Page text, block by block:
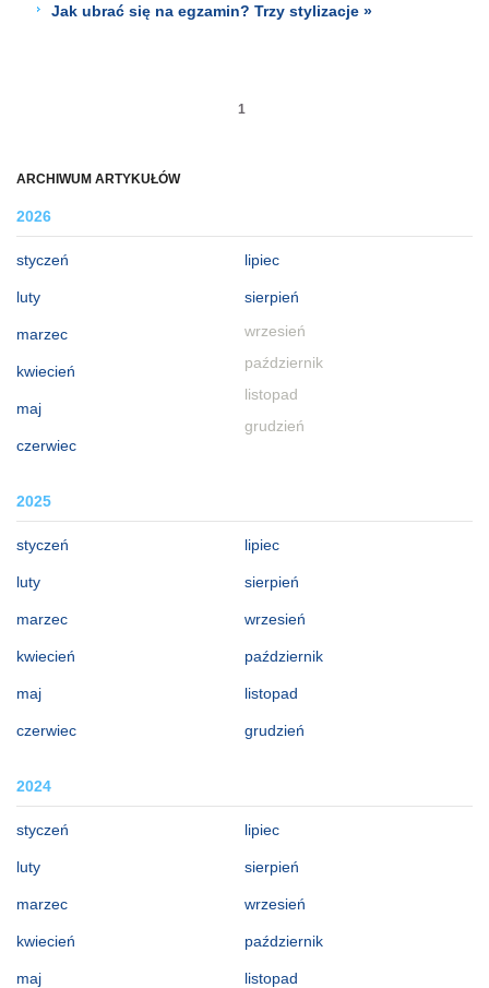
ARCHIWUM ARTYKUŁÓW
2026
styczeń
luty
marzec
kwiecień
maj
czerwiec
lipiec
sierpień
wrzesień
październik
listopad
grudzień
2025
styczeń
luty
marzec
kwiecień
maj
czerwiec
lipiec
sierpień
wrzesień
październik
listopad
grudzień
2024
styczeń
luty
marzec
kwiecień
maj
lipiec
sierpień
wrzesień
październik
listopad
Jak ubrać się na egzamin? Trzy stylizacje »
1